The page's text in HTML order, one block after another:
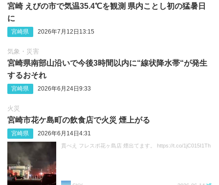
宮崎 えびの市で気温35.4℃を観測 県内ことし初の猛暑日
に
宮崎県 2026年7月12日13:15
気象・災害
宮崎県南部山沿いで今後3時間以内に“線状降水帯“が発生
するおそれ
宮崎県 2026年6月24日9:33
火災
宮崎市花ケ島町の飲食店で火災 煙上がる
宮崎県 2026年6月14日4:31
貫べえ フレスポ花ヶ島店 煙出てます。 https://t.co/1jC015I1Th